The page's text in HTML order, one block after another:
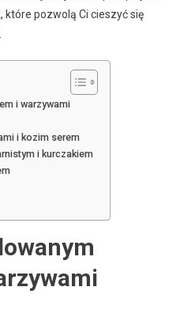
które pozwolą Ci cieszyć się
i warzywami
i kozim serem
i kurczakiem